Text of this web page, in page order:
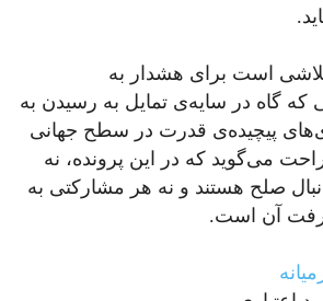
تلاشی است برای هشدار به
گاه در سایه‌ی تمایل به رسیدن به
پیچیده‌ی قدرت در سطح جهانی
می‌گوید که در این پرونده، نه
صلح هستند و نه هر مشارکتی به
آن است.